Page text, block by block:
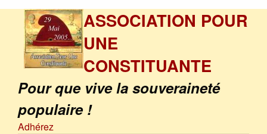
ASSOCIATION POUR
UNE
CONSTITUANTE
Pour que vive la souveraineté
populaire !
Adhérez